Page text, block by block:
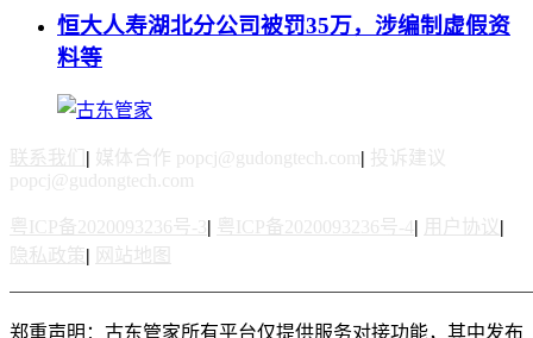
恒大人寿湖北分公司被罚35万，涉编制虚假资
料等
联系我们 | 媒体合作 popcj@gudongtech.com| 投诉建议
popcj@gudongtech.com
粤ICP备2020093236号-3| 粤ICP备2020093236号-4| 用户协议|
隐私政策| 网站地图
郑重声明：古东管家所有平台仅提供服务对接功能，其中发布